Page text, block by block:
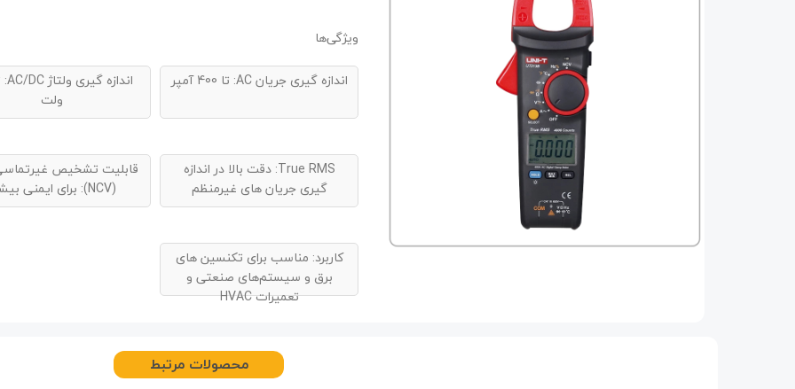
ویژگی‌ها
اندازه گیری جریان AC:
تا 400 آمپر اندازه گیری ولتاژ AC/DC:
ولت
True RMS: دقت بالا در اندازه
گیری جریان‌ های غیرمنظم
قابلیت تشخیص
(NCV):
برای ایمنی
کاربرد: مناسب برای تکنسین های
برق و سیستم‌های صنعتی و
تعمیرات HVAC
محصولات مرتبط